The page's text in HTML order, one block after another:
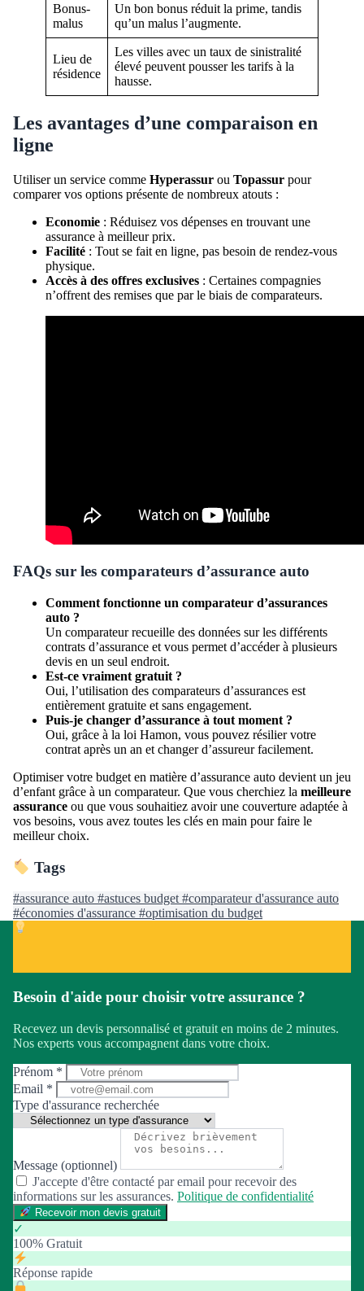
Bonus-
malus
Un bon bonus réduit la prime, tandis
qu’un malus l’augmente.
Lieu de
résidence
Les villes avec un taux de sinistralité
élevé peuvent pousser les tarifs à la
hausse.
Les avantages d’une comparaison en
ligne
Utiliser un service comme Hyperassur ou Topassur pour
comparer vos options présente de nombreux atouts :
Economie : Réduisez vos dépenses en trouvant une
assurance à meilleur prix.
Facilité : Tout se fait en ligne, pas besoin de rendez-vous
physique.
Accès à des offres exclusives : Certaines compagnies
n’offrent des remises que par le biais de comparateurs.
FAQs sur les comparateurs d’assurance auto
Comment fonctionne un comparateur d’assurances
auto ?
Un comparateur recueille des données sur les différents
contrats d’assurance et vous permet d’accéder à plusieurs
devis en un seul endroit.
Est-ce vraiment gratuit ?
Oui, l’utilisation des comparateurs d’assurances est
entièrement gratuite et sans engagement.
Puis-je changer d’assurance à tout moment ?
Oui, grâce à la loi Hamon, vous pouvez résilier votre
contrat après un an et changer d’assureur facilement.
Optimiser votre budget en matière d’assurance auto devient un jeu
d’enfant grâce à un comparateur. Que vous cherchiez la meilleure
assurance ou que vous souhaitiez avoir une couverture adaptée à
vos besoins, vous avez toutes les clés en main pour faire le
meilleur choix.
Tags
#assurance auto #astuces budget #comparateur d'assurance auto
#économies d'assurance #optimisation du budget
Besoin d'aide pour choisir votre assurance ?
Recevez un devis personnalisé et gratuit en moins de 2 minutes.
Nos experts vous accompagnent dans votre choix.
Prénom *
Email *
Type d'assurance recherchée
Message (optionnel)
J'accepte d'être contacté par email pour recevoir des
informations sur les assurances. Politique de confidentialité
Recevoir mon devis gratuit
✓
100% Gratuit
Réponse rapide